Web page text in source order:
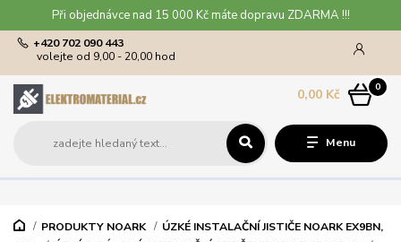
Při objednávce nad 15 000 Kč máte dopravu ZDARMA !!!
Menu
+420 702 090 443
volejte od 9,00 - 20,00 hod
0
0,00 Kč
PRODUKTY NOARK
ÚZKÉ INSTALAČNÍ JISTIČE NOARK EX9BN,